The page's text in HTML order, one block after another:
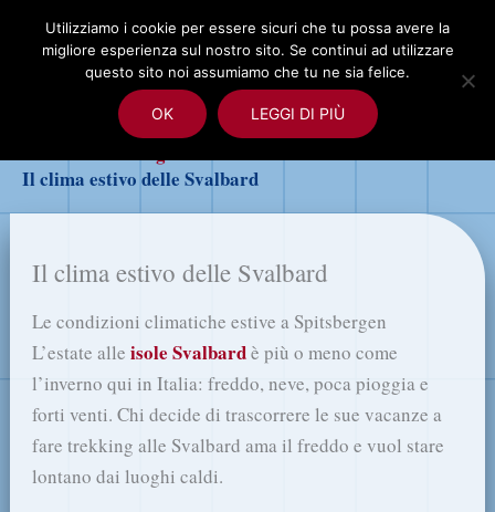
Cerca
Home
Trekking nell’artico
Il clima estivo delle Svalbard
Il clima estivo delle Svalbard
Le condizioni climatiche estive a Spitsbergen
L’estate alleisole Svalbardè più o meno come
l’inverno qui in Italia: freddo, neve, poca pioggia e
forti venti. Chi decide di trascorrere le sue vacanze a
fare trekking alle Svalbard ama il freddo e vuol stare
lontano dai luoghi caldi.
Utilizziamo i cookie per essere sicuri che tu possa avere la
migliore esperienza sul nostro sito. Se continui ad utilizzare
questo sito noi assumiamo che tu ne sia felice.
OK LEGGI DI PIÙ